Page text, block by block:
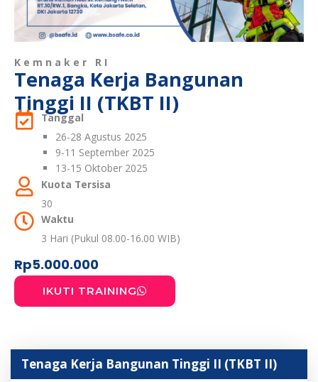
Kemnaker RI
Tenaga Kerja Bangunan
Tinggi II (TKBT II)
Tanggal
26-28 Agustus 2025
9-11 September 2025
13-15 Oktober 2025
Kuota Tersisa
30
Waktu
3 Hari (Pukul 08.00-16.00 WIB)
Rp5.000.000
IKUTI TRAINING
Tenaga Kerja Bangunan Tinggi II (TKBT II)